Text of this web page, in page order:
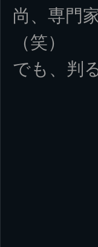
尚、専門
（笑）
でも、判